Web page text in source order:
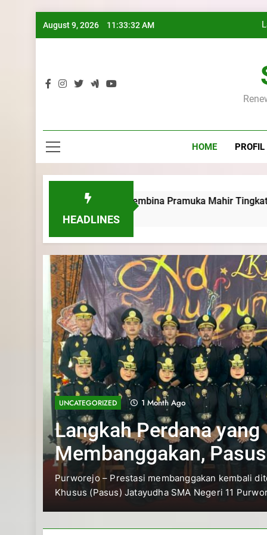
August 9, 2026 11:33:33 AM
HOME PROFIL
HEADLINES
Pembina Pramuka Mahir Tingkat Dasar (KMD)
UNCATEGORIZED 1 Month Ago
Langkah Perdana yang
Membanggakan, Pasus
Jatayudha Ukir Prestasi di
Adiluhung Se-Jawa Tengah
Purworejo – Prestasi membanggakan kembali
Khusus (Pasus) Jatayudha SMA Negeri 11 Purworejo….